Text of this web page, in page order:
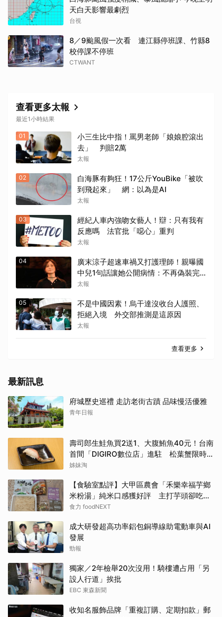
天白天影響最劇烈
台視
8／9颱風假一次看 連江縣停班課、竹縣8
校停課不停班
CTWANT
查看更多太報
最近1小時結果
01
小三生比中指！罵男老師「娘娘腔滾出
去」 判賠2萬
太報
02
白海豚有夠狂！17公斤YouBike「被吹
到飛起來」 網：以為是AI
太報
03
經紀人車內強吻女藝人！辯：只有我有
反應嗎 法官批「噁心」重判
太報
04
廣末涼子超速車禍又打護理師！親曝國
中兒1句話讓她公開病情：不再偽裝完
美
太報
05
不是中國因素！烏干達沒收台人護照、
拒絕入境 外交部推測是這原因
太報
查看更多
最新訊息
府城歷史巡禮 走訪老街古蹟 品味慢活優雅
青年日報
壽司郎生鮭魚買2送1、大腹鮪魚40元！台南
首間「DIGIRO數位店」進駐 松葉蟹限時上
桌
姊妹淘
【食驗室點評】大甲區農會「禾樂幸福芋鄉
米粉湯」純米口感獲好評 主打芋頭卻吃不
到存在感
食力 foodNEXT
成大研發超高功率鋁包銅導線助電動車與AI
發展
勁報
獨家／2年檢舉20次沒用！騎樓遭占用「另
設人行道」挨批
EBC 東森新聞
收知名服飾品牌「重複訂購、定期扣款」郵